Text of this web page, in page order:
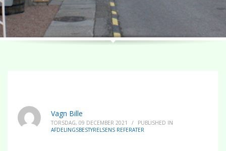
Vagn Bille
TORSDAG, 09 DECEMBER 2021 /
PUBLISHED IN
AFDELINGSBESTYRELSENS REFERATER